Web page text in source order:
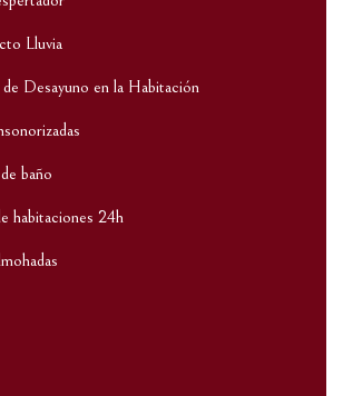
Lluvia
de Desayuno en la Habitación
baño
habitaciones 24h